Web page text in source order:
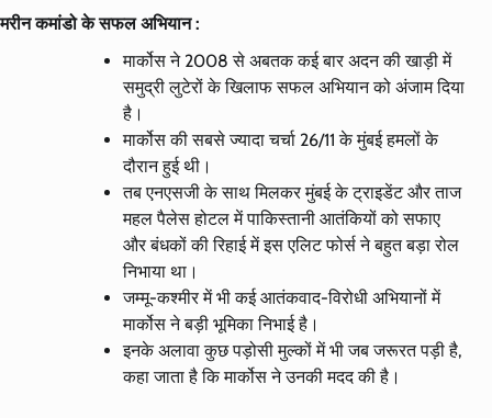
मरीन कमांडो के सफल अभियान :
मार्कोस ने 2008 से अबतक कई बार अदन की खाड़ी में
समुद्री लुटेरों के खिलाफ सफल अभियान को अंजाम दिया
है।
मार्कोस की सबसे ज्यादा चर्चा 26/11 के मुंबई हमलों के
दौरान हुई थी।
तब एनएसजी के साथ मिलकर मुंबई के ट्राइडेंट और ताज
महल पैलेस होटल में पाकिस्तानी आतंकियों को सफाए
और बंधकों की रिहाई में इस एलिट फोर्स ने बहुत बड़ा रोल
निभाया था।
जम्मू-कश्मीर में भी कई आतंकवाद-विरोधी अभियानों में
मार्कोस ने बड़ी भूमिका निभाई है।
इनके अलावा कुछ पड़ोसी मुल्कों में भी जब जरूरत पड़ी है,
कहा जाता है कि मार्कोस ने उनकी मदद की है।